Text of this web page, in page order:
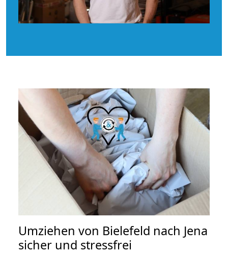
Umziehen von Bielefeld nach Jena
sicher und stressfrei